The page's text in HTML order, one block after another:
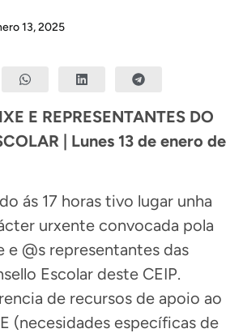
13, 2025
E REPRESENTANTES DO
| Lunes 13 de enero de
ás 17 horas tivo lugar unha
urxente convocada pola
e @s representantes das
Escolar deste CEIP.
de recursos de apoio ao
(necesidades específicas de